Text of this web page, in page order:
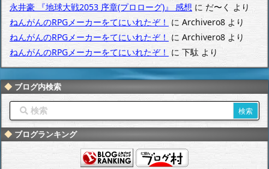
永井豪 『地球大戦2053 序章(プロローグ)』 感想にだ〜く より
ねんがんのRPGメーカーをてにいれたぞ！ に Archivero8 より
ねんがんのRPGメーカーをてにいれたぞ！ に Archivero8より
ねんがんのRPGメーカーをてにいれたぞ！に下駄より
ブログ内検索
ブログランキング